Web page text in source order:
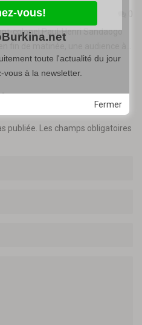
0
colonel Paul-Henri Sandaogo
fin de matinée, une audience à…
publiée.
Les champs obligatoires
Fermer
toute l'actualité du jour
vous à la newsletter.